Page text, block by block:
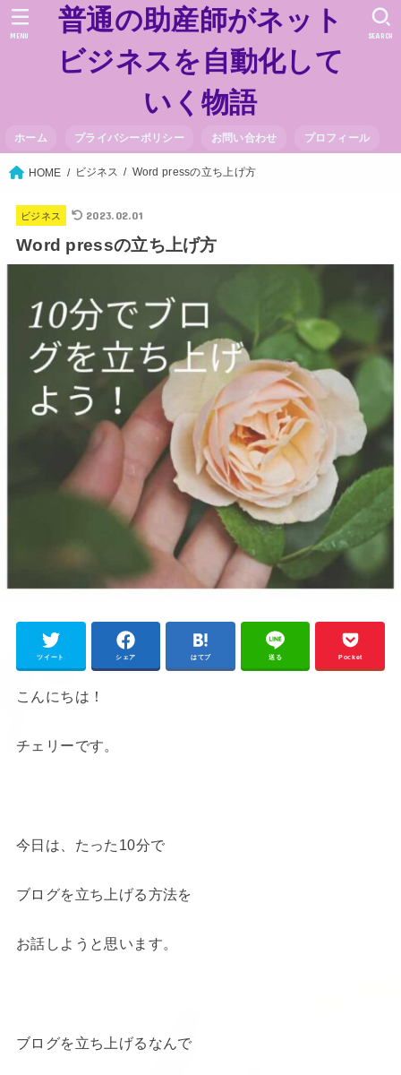
普通の助産師がネット
ビジネスを自動化して
いく物語
ホーム プライバシーポリシー お問い合わせ プロフィール
SEARCH
MENU
HOME ビジネス Word pressの立ち上げ方
ビジネス 2023.02.01
Word pressの立ち上げ方
ツイート シェア はてブ 送る Pocket
こんにちは！
チェリーです。
今日は、たった10分で
ブログを立ち上げる方法を
お話しようと思います。
ブログを立ち上げるなんで